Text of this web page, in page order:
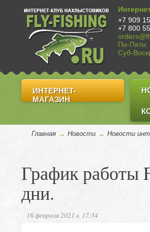
+7 909
+7 800
Пн-Пятн:
Суб-
ИНТЕРНЕТ-
МАГАЗИН
Главная → Новости → Новости
График работы
дни.
16 февраля 2021 г. 17:34